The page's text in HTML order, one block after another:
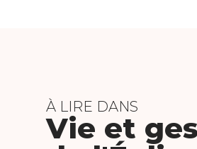
À LIRE DANS
Vie et